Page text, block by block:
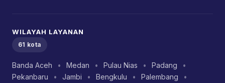
WILAYAH LAYANAN
61 kota
Banda Aceh • Medan • Pulau Nias • Padang
•
Pekanbaru
• Jambi • Bengkulu • Palembang
•